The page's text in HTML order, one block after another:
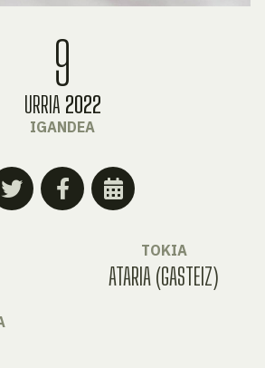
9
URRIA 2022
IGANDEA
TOKIA
ATARIA (GASTEIZ)